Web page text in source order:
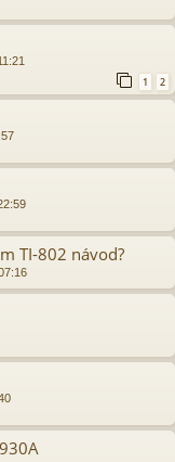
1 2
TI-802 návod?